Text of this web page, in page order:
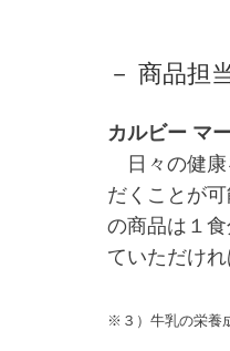
－ 商品担
カルビー マ
日々の健康
だくことが
の商品は１
ていただけれ
※３）牛乳の栄養